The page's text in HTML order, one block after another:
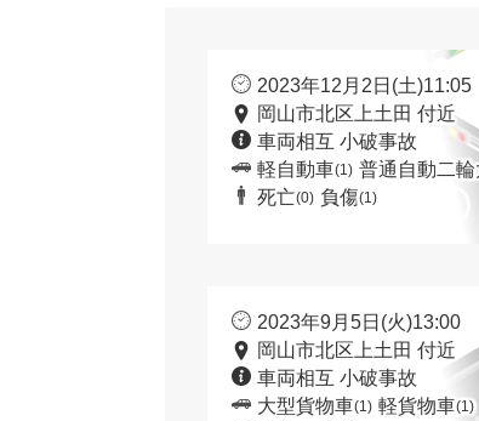
2023年12月2日(土)11:05
岡山市北区上土田 付近
車両相互 小破事故
軽自動車(1) 普通自動二輪
死亡(0) 負傷(1)
2023年9月5日(火)13:00
岡山市北区上土田 付近
車両相互 小破事故
大型貨物車(1) 軽貨物車(1)